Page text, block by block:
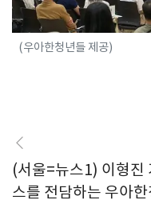
(우아한청년들 제공)
(서울=뉴스1) 이형진
스를 전담하는 우아